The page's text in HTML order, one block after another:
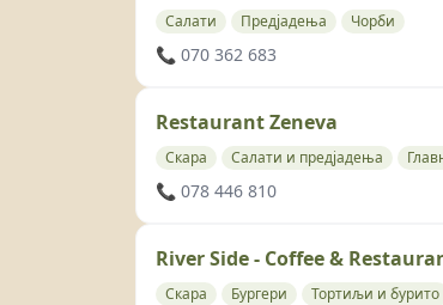
Салати Предјадења Чорби
📞 070 362 683
Restaurant Zeneva
Скара Салати и предјадења
📞 078 446 810
River Side - Coffee &
Скара Бургери Тортиљи и бурито